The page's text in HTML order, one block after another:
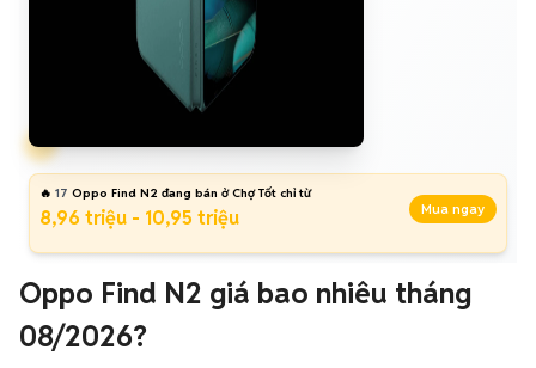
🔥 17 Oppo Find N2 đang bán ở Chợ Tốt chỉ từ
8,96 triệu - 10,95 triệu Mua ngay
Oppo Find N2 giá bao nhiêu tháng
08/2026?